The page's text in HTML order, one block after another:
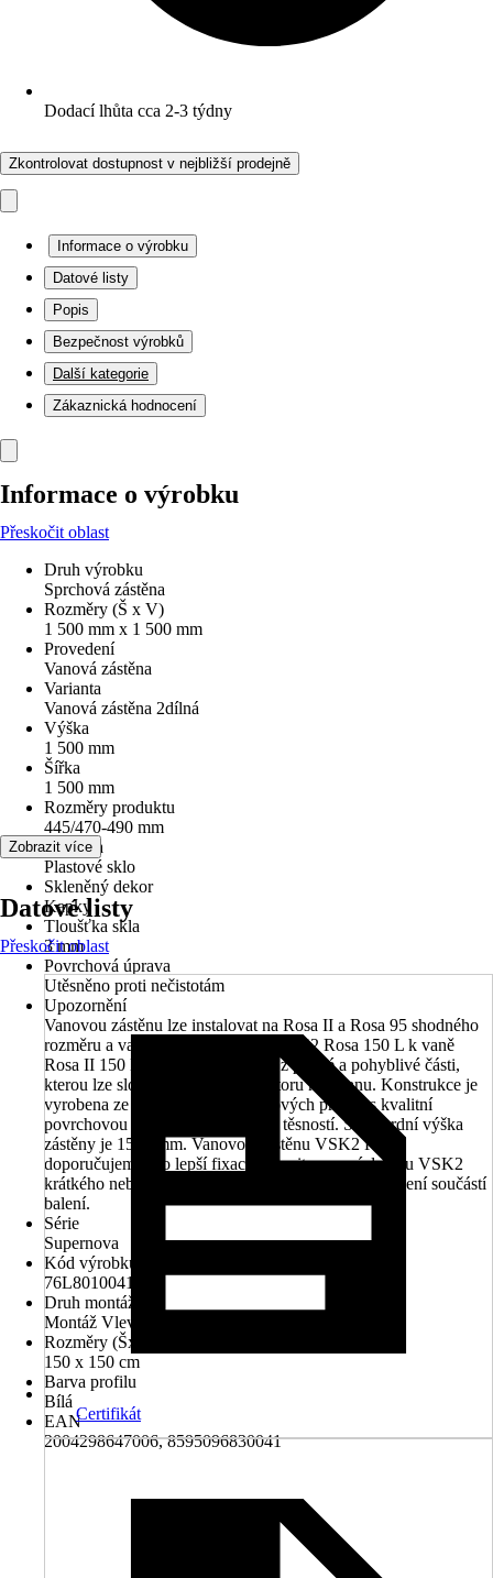
Dodací lhůta cca 2-3 týdny
Zkontrolovat dostupnost v nejbližší prodejně
Informace o výrobku
Datové listy
Popis
Bezpečnost výrobků
Další kategorie
Zákaznická hodnocení
Informace o výrobku
Přeskočit oblast
Druh výrobku
Sprchová zástěna
Rozměry (Š x V)
1 500 mm x 1 500 mm
Provedení
Vanová zástěna
Varianta
Vanová zástěna 2dílná
Výška
1 500 mm
Šířka
1 500 mm
Rozměry produktu
445/470-490 mm
Typ skla
Plastové sklo
Skleněný dekor
Kapky
Tloušťka skla
3 mm
Povrchová úprava
Utěsněno proti nečistotám
Upozornění
Vanovou zástěnu lze instalovat na Rosa II a Rosa 95 shodného
rozměru a varianty (L/P) - (např. VSK2 Rosa 150 L k vaně
Rosa II 150 L). Zástěna se skládá z pevné a pohyblivé části,
kterou lze složit do vnitřního prostoru nad vanu. Konstrukce je
vyrobena ze silnostěnných hliníkových profilů s kvalitní
povrchovou úpravou a maximální těsností. Standardní výška
zástěny je 1500 mm. Vanovou zástěnu VSK2 Rosa
doporučujeme pro lepší fixaci upevnit pomocí držáku VSK2
krátkého nebo dlouhého, který je nutno dokoupit - není součástí
balení.
Série
Supernova
Kód výrobku
76L8010041
Druh montáže
Montáž Vlevo
Rozměry (ŠxV)
150 x 150 cm
Barva profilu
Bílá
EAN
2004298647006, 8595096830041
Zobrazit více
Datové listy
Přeskočit oblast
Certifikát